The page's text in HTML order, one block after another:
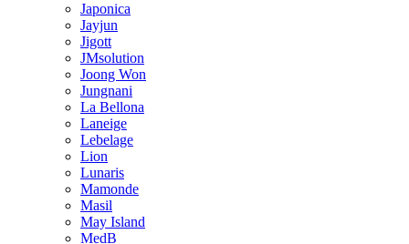
Japonica
Jayjun
Jigott
JMsolution
Joong Won
Jungnani
La Bellona
Laneige
Lebelage
Lion
Lunaris
Mamonde
Masil
May Island
MedB